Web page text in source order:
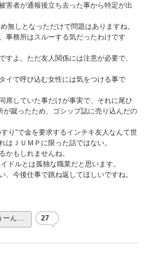
害者が通報後立ち去った事から特定が出
無しとなっただけで問題はありますね。
事務所はスルーする気だったわけです
すよ。ただ友人関係には注意が必要で、
イで呼び込む女性には気をつける事で
席していた事だけが事実で、それに尾ひ
が蹴ったため、ゴシップ誌に売り込んだの
り”で金を要求するインチキ友人なんて世
はＪＵＭＰに限った話ではない。
かもしれませんね。
ドルとは孤独な職業だと思います。
、今後仕事で跳ね返してほしいですね。
ーん… 27